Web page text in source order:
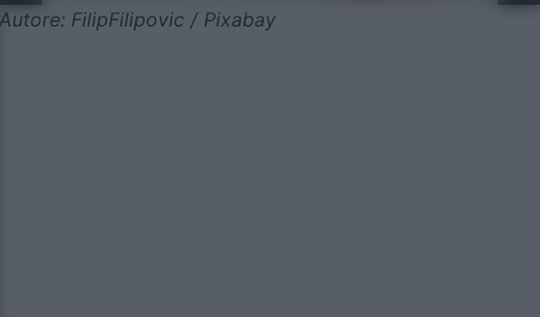
Autore: FilipFilipovic / Pixabay